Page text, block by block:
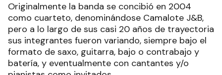
Originalmente la banda se concibió en 2004
como cuarteto, denominándose Camalote J&B,
pero a lo largo de sus casi 20 años de trayectoria
sus integrantes fueron variando, siempre bajo el
formato de saxo, guitarra, bajo o contrabajo y
batería, y eventualmente con cantantes y/o